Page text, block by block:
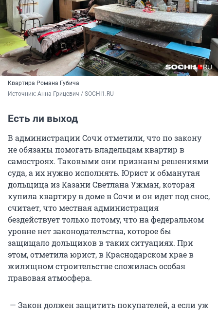
Квартира Романа Губича
Источник: Анна Грицевич / SOCHI1.RU
Есть ли выход
В администрации Сочи отметили, что по закону
не обязаны помогать владельцам квартир в
самостроях. Таковыми они признаны решениями
суда, а их нужно исполнять. Юрист и обманутая
дольщица из Казани Светлана Ужман, которая
купила квартиру в доме в Сочи и он идет под снос,
считает, что местная администрация
бездействует только потому, что на федеральном
уровне нет законодательства, которое бы
защищало дольщиков в таких ситуациях. При
этом, отметила юрист, в Краснодарском крае в
жилищном строительстве сложилась особая
правовая атмосфера.
— Закон должен защитить покупателей, а если уж